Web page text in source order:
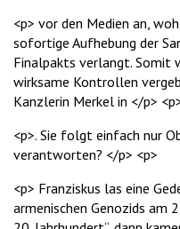
<p> vor den Medien an,
sofortige Aufhebung der
Finalpakts verlangt. Somit
wirksame Kontrollen
Kanzlerin Merkel in </p>
<p>. Sie folgt einfach nur
verantworten? </p> <p>
<p> Franziskus las eine
armenischen Genozids am